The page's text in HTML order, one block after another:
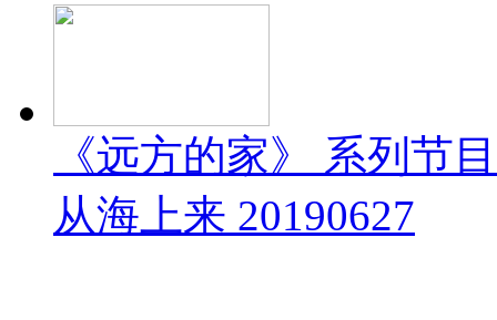
《远方的家》 系列
从海上来 20190627